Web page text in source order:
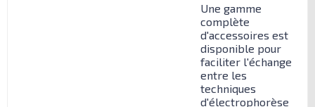
Une gamme
complète
d'accessoires est
disponible pour
faciliter l'échange
entre les
techniques
d'électrophorèse